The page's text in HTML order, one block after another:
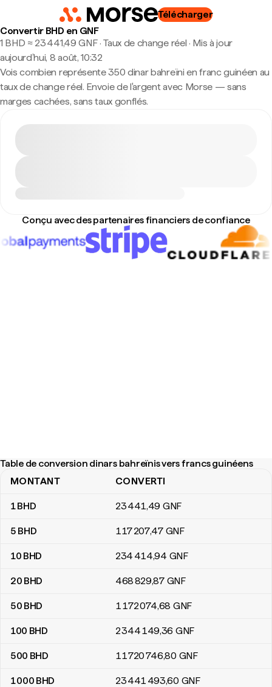
Télécharger
Convertir BHD en GNF
1 BHD ≈ 23 441,49 GNF · Taux de change réel · Mis à jour
aujourd’hui, 8 août, 10:32
Vois combien représente 350 dinar bahreïni en franc guinéen au
taux de change réel. Envoie de l'argent avec Morse — sans
marges cachées, sans taux gonflés.
Conçu avec des partenaires financiers de confiance
Table de conversion dinars bahreïnis vers francs guinéens
Table de conversion dinars bahreïnis vers francs guinéens
MONTANT CONVERTI
1BHD 23 441,49 GNF
5 BHD 117 207,47 GNF
10 BHD 234 414,94 GNF
20 BHD 468 829,87 GNF
50 BHD 1 172 074,68 GNF
100 BHD 2 344 149,36 GNF
500 BHD 11 720 746,80 GNF
1 000 BHD 23 441 493,60 GNF